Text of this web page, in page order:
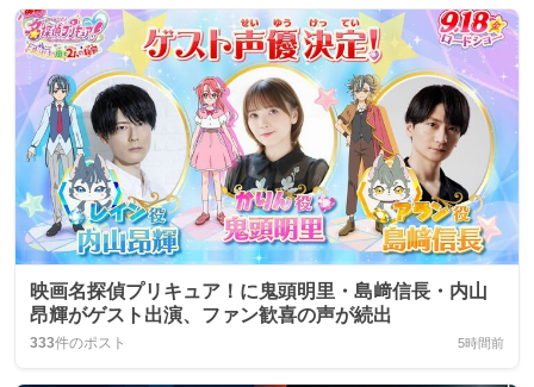
映画名探偵プリキュア！に鬼頭明里・島﨑信長・内山
昂輝がゲスト出演、ファン歓喜の声が続出
333件のポスト 5時間前